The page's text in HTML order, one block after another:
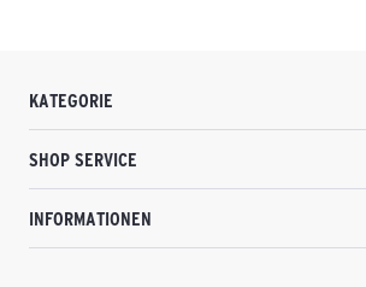
KATEGORIE
SHOP SERVICE
INFORMATIONEN